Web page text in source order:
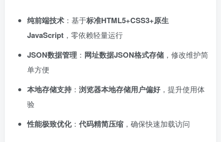
纯前端技术 ：基于标准HTML5+CSS3+原生
JavaScript ，零依赖轻量运行
JSON数据管理 ： 网址数据JSON格式存储 ，修改维护简
单方便
本地存储支持： 浏览器本地存储用户偏好，提升使用体
验
性能极致优化： 代码精简压缩 ，确保快速加载访问